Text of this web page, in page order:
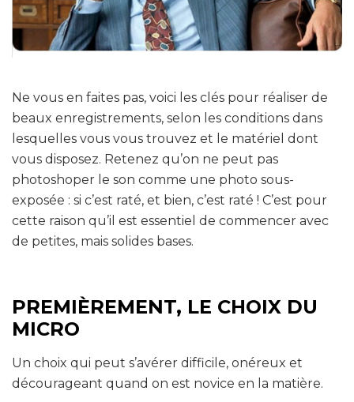
Ne vous en faites pas, voici les clés pour réaliser de
beaux enregistrements, selon les conditions dans
lesquelles vous vous trouvez et le matériel dont
vous disposez. Retenez qu’on ne peut pas
photoshoper le son comme une photo sous-
exposée : si c’est raté, et bien, c’est raté ! C’est pour
cette raison qu’il est essentiel de commencer avec
de petites, mais solides bases.
PREMIÈREMENT, LE CHOIX DU
MICRO
Un choix qui peut s’avérer difficile, onéreux et
décourageant quand on est novice en la matière.